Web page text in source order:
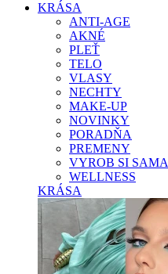
KRÁSA
ANTI-AGE
AKNÉ
PLEŤ
TELO
VLASY
NECHTY
MAKE-UP
NOVINKY
PORADŇA
PREMENY
VYROB SI SAMA
WELLNESS
KRÁSA